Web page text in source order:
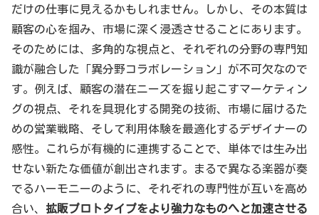
だけの仕事に見えるかもしれません。しかし、その本質は
顧客の心を掴み、市場に深く浸透させることにあります。
そのためには、多角的な視点と、それぞれの分野の専門知
識が融合した「異分野コラボレーション」が不可欠なので
す。例えば、顧客の潜在ニーズを掘り起こすマーケティン
グの視点、それを具現化する開発の技術、市場に届けるた
めの営業戦略、そして利用体験を最適化するデザイナーの
感性。これらが有機的に連携することで、単体では生み出
せない新たな価値が創出されます。まるで異なる楽器が奏
でるハーモニーのように、それぞれの専門性が互いを高め
合い、 拡販プロトタイプをより強力なものへと加速させる